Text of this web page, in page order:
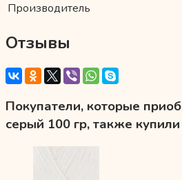
Производитель
Отзывы
Покупатели, которые
серый 100 гр, также купили